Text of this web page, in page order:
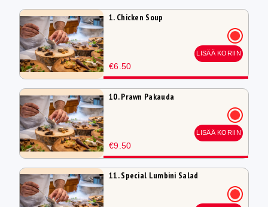
1. Chicken Soup
€6.50
LISÄÄ KORIIN
10. Prawn Pakauda
€9.50
LISÄÄ KORIIN
11. Special Lumbini Salad